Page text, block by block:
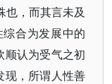
也，而其言未及
合为发展中的
顺认为受气之初
现，所谓人性善